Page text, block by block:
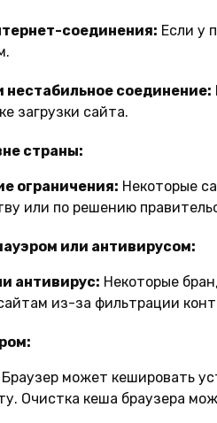
соединения: Если у
нестабильное соединение:
загрузки сайта.
страны:
ограничения: Некоторые
или по решению
или антивирусом:
антивирус: Некоторые
из-за фильтрации
Браузер может кешировать
Очистка кеша браузера